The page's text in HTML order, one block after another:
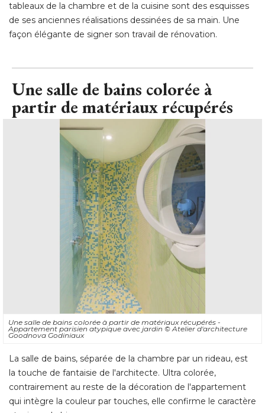
tableaux de la chambre et de la cuisine sont des esquisses
de ses anciennes réalisations dessinées de sa main. Une
façon élégante de signer son travail de rénovation.
Une salle de bains colorée à
partir de matériaux récupérés
Une salle de bains colorée à partir de matériaux récupérés -
Appartement parisien atypique avec jardin © Atelier d'architecture
Goodnova Godiniaux
La salle de bains, séparée de la chambre par un rideau, est
la touche de fantaisie de l'architecte. Ultra colorée,
contrairement au reste de la décoration de l'appartement
qui intègre la couleur par touches, elle confirme le caractère